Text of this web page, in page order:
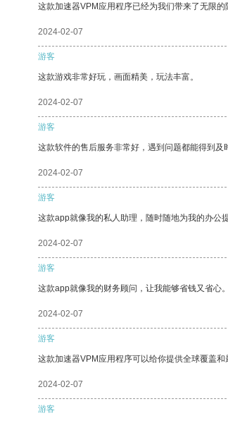
这款加速器VPM应用程序已经为我们带来了无限的
2024-02-07
游客
这款游戏非常好玩，画面精美，玩法丰富。
2024-02-07
游客
这款软件的售后服务非常好，遇到问题都能得到及
2024-02-07
游客
这款app就像我的私人助理，随时随地为我的办公
2024-02-07
游客
这款app就像我的财务顾问，让我能够省钱又省心。
2024-02-07
游客
这款加速器VPM应用程序可以给你提供全球覆盖和
2024-02-07
游客